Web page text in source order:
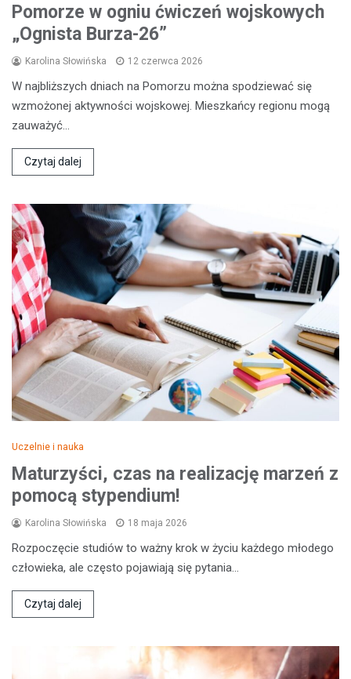
Pomorze w ogniu ćwiczeń wojskowych
„Ognista Burza-26”
Karolina Słowińska 12 czerwca 2026
W najbliższych dniach na Pomorzu można spodziewać się
wzmożonej aktywności wojskowej. Mieszkańcy regionu mogą
zauważyć…
Czytaj dalej
Uczelnie i nauka
Maturzyści, czas na realizację marzeń z
pomocą stypendium!
Karolina Słowińska 18 maja 2026
Rozpoczęcie studiów to ważny krok w życiu każdego młodego
człowieka, ale często pojawiają się pytania…
Czytaj dalej